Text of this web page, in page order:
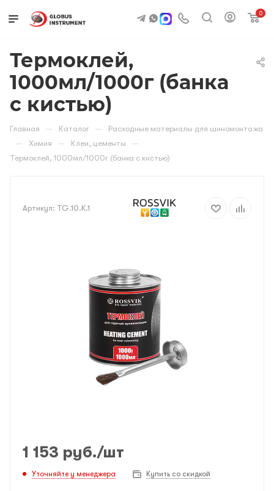
0
Термоклей,
1000мл/1000г (банка
с кистью)
Главная — Каталог — Расходные материалы для шиномонтажа
— Химия — Клеи, цементы —
Термоклей, 1000мл/1000г (банка с кистью)
Артикул: TG.10.K.1
1 153 руб./шт
Уточняйте у менеджера Купить со скидкой